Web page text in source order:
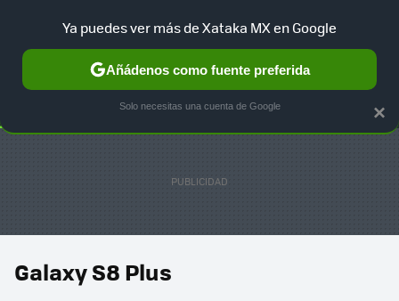
SELECCIÓN GAMING HOME AUTO TERRITORIO
Galaxy S8 Plus
×
Ya puedes ver más de Xataka MX en Google
Añádenos como fuente preferida
Solo necesitas una cuenta de Google